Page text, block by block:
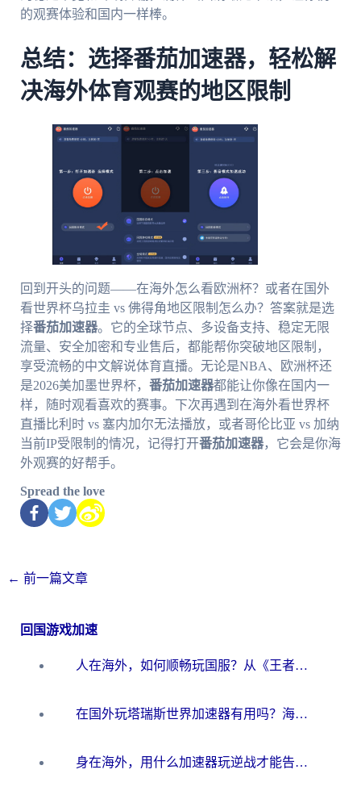
的观赛体验和国内一样棒。
总结：选择番茄加速器，轻松解
决海外体育观赛的地区限制
回到开头的问题——在海外怎么看欧洲杯？或者在国外
看世界杯乌拉圭 vs 佛得角地区限制怎么办？答案就是选
择番茄加速器。它的全球节点、多设备支持、稳定无限
流量、安全加密和专业售后，都能帮你突破地区限制，
享受流畅的中文解说体育直播。无论是NBA、欧洲杯还
是2026美加墨世界杯， 番茄加速器都能让你像在国内一
样，随时观看喜欢的赛事。下次再遇到在海外看世界杯
直播比利时 vs 塞内加尔无法播放，或者哥伦比亚 vs 加纳
当前IP受限制的情况，记得打开番茄加速器，它会是你海
外观赛的好帮手。
Spread the love
← 前一篇文章
回国游戏加速
人在海外，如何顺畅玩国服？从《王者荣耀》到《云图计划》的加速器终极指南
在国外玩塔瑞斯世界加速器有用吗？海外玩家亲测后的真实答案
身在海外，用什么加速器玩逆战才能告别延迟？